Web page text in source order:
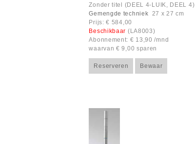
Zonder titel (DEEL 4-LUIK, DEEL 4)
Gemengde techniek 27 x 27 cm
Prijs: € 584,00
Beschikbaar (LA8003)
Abonnement: € 13,90 /mnd
waarvan € 9,00 sparen
Reserveren Bewaar